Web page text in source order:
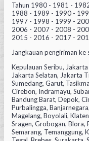
Tahun 1980 - 1981 -
1988 - 1989 - 1990 -
1997 - 1998 - 1999 -
2006 - 2007 - 2008 -
2015 - 2016 - 2017 -
Jangkauan pengiriman ke
Kepulauan Seribu,
Jakarta Selatan, Jakarta
Sumedang, Garut,
Cirebon, Indramayu,
Bandung Barat, Depok,
Purbalingga,
Magelang, Boyolali,
Sragen, Grobogan, Blora,
Semarang, Temanggung,